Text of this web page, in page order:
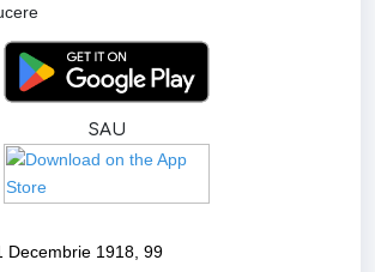
SAU
Decembrie 1918, 99